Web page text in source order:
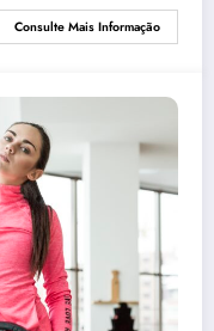
Consulte Mais Informação